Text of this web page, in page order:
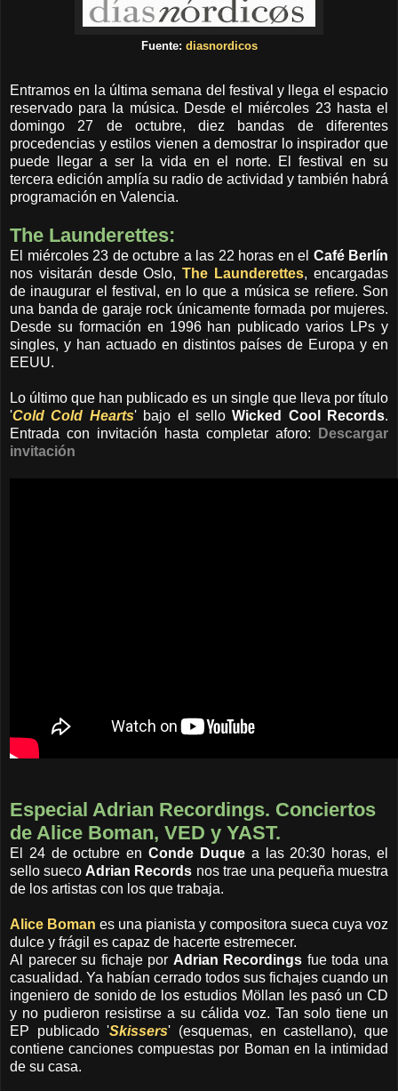
Fuente: diasnordicos
Entramos en la última semana del festival y llega el espacio
reservado para la música. Desde el miércoles 23 hasta el
domingo 27 de octubre, diez bandas de diferentes
procedencias y estilos vienen a demostrar lo inspirador que
puede llegar a ser la vida en el norte. El festival en su
tercera edición amplía su radio de actividad y también habrá
programación en Valencia.
The Launderettes:
El miércoles 23 de octubre a las 22 horas en el Café Berlín
nos visitarán desde Oslo,The Launderettes, encargadas
de inaugurar el festival, en lo que a música se refiere. Son
una banda de garaje rock únicamente formada por mujeres.
Desde su formación en 1996 han publicado varios LPs y
singles, y han actuado en distintos países de Europa y en
EEUU.
Lo último que han publicado es un single que lleva por título
'Cold Cold Hearts' bajo el selloWicked Cool Records.
Entrada con invitación hasta completar aforo:
Descargar
invitación
Especial Adrian Recordings. Conciertos
de Alice Boman, VED y YAST.
El 24 de octubre enConde Duquea las 20:30 horas, el
sello sueco Adrian Records nos trae una pequeña muestra
de los artistas con los que trabaja.
Alice Boman es una pianista y compositora sueca cuya voz
dulce y frágil es capaz de hacerte estremecer.
Al parecer su fichaje por Adrian Recordings fue toda una
casualidad. Ya habían cerrado todos sus fichajes cuando un
ingeniero de sonido de los estudios Möllan les pasó un CD
y no pudieron resistirse a su cálida voz. Tan solo tiene un
EP publicado 'Skissers' (esquemas, en castellano), que
contiene canciones compuestas por Boman en la intimidad
de su casa.